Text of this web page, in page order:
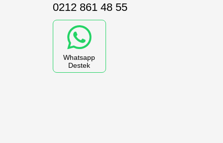
0212 861 48 55
Whatsapp
Destek